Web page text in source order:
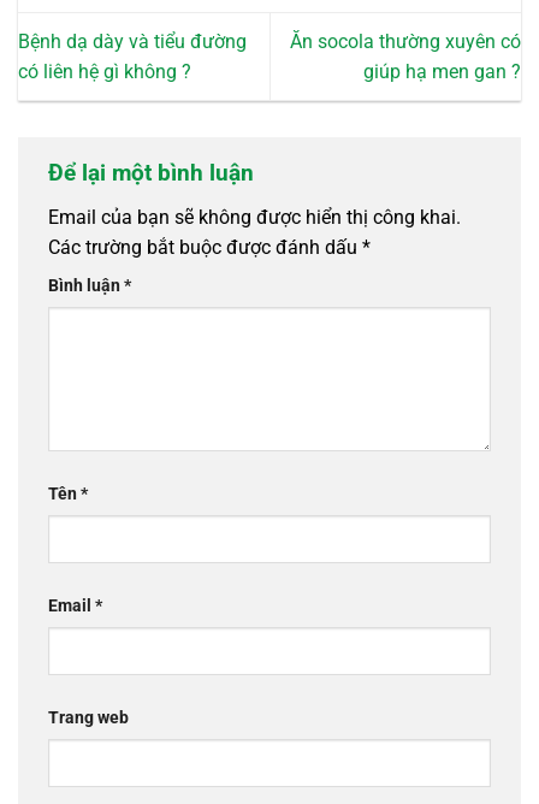
Bệnh dạ dày và tiểu đường
có liên hệ gì không ?
Ăn socola thường xuyên có
giúp hạ men gan ?
Để lại một bình luận
Email của bạn sẽ không được hiển thị công khai.
Các trường bắt buộc được đánh dấu *
Bình luận*
Tên*
Email *
Trang web